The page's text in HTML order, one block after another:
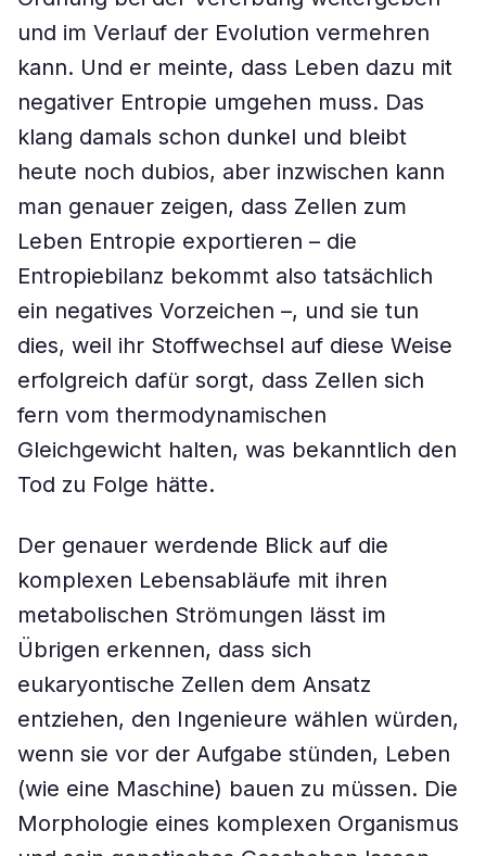
und im Verlauf der Evolution vermehren
kann. Und er meinte, dass Leben dazu mit
negativer Entropie umgehen muss. Das
klang damals schon dunkel und bleibt
heute noch dubios, aber inzwischen kann
man genauer zeigen, dass Zellen zum
Leben Entropie exportieren – die
Entropiebilanz bekommt also tatsächlich
ein negatives Vorzeichen –, und sie tun
dies, weil ihr Stoffwechsel auf diese Weise
erfolgreich dafür sorgt, dass Zellen sich
fern vom thermodynamischen
Gleichgewicht halten, was bekanntlich den
Tod zu Folge hätte.
Der genauer werdende Blick auf die
komplexen Lebensabläufe mit ihren
metabolischen Strömungen lässt im
Übrigen erkennen, dass sich
eukaryontische Zellen dem Ansatz
entziehen, den Ingenieure wählen würden,
wenn sie vor der Aufgabe stünden, Leben
(wie eine Maschine) bauen zu müssen. Die
Morphologie eines komplexen Organismus